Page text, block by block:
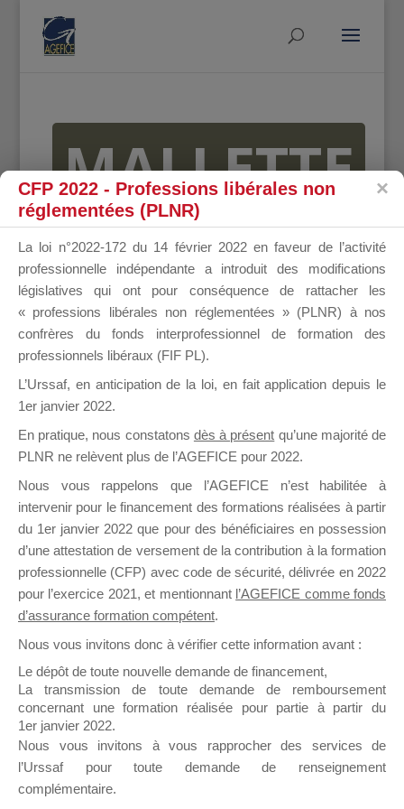
MALLETTE
DU
DIRIGEANT
Ce groupe est destiné aux Organismes de
Formation qui souhaitent répondre à l’Appel à
Propositions Mallette du Dirigeant.
sur lequel il est possible de laisser un message
ou poser une question.
NB : Il est nécessaire d’êtreinscrit(e)pour
pouvoir rejoindre ce groupe
CFP 2022 - Professions libérales non
réglementées (PLNR)
La loi n°2022-172 du 14 février 2022 en faveur de l’activité
professionnelle indépendante a introduit des modifications
législatives qui ont pour conséquence de rattacher les
« professions libérales non réglementées » (PLNR) à nos
confrères du fonds interprofessionnel de formation des
professionnels libéraux (FIF PL).
L’Urssaf, en anticipation de la loi, en fait application depuis le
1er janvier 2022.
En pratique, nous constatons dès à présent qu’une majorité de
PLNR ne relèvent plus de l’AGEFICE pour 2022.
Nous vous rappelons que l’AGEFICE n’est habilitée à
intervenir pour le financement des formations réalisées à partir
du 1er janvier 2022 que pour des bénéficiaires en possession
d’une attestation de versement de la contribution à la formation
professionnelle (CFP) avec code de sécurité, délivrée en 2022
pour l’exercice 2021, et mentionnant l’AGEFICE comme fonds
d’assurance formation compétent.
Nous vous invitons donc à vérifier cette information avant :
Le dépôt de toute nouvelle demande de financement,
La transmission de toute demande de remboursement
concernant une formation réalisée pour partie à partir du
1er janvier 2022.
Nous vous invitons à vous rapprocher des services de
l’Urssaf pour toute demande de renseignement
complémentaire.